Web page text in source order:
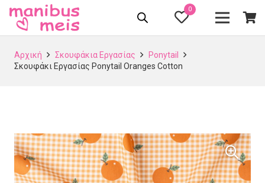
0
Αρχική Σκουφάκια Εργασίας
Ponytail
Σκουφάκι Εργασίας Ponytail Oranges Cotton